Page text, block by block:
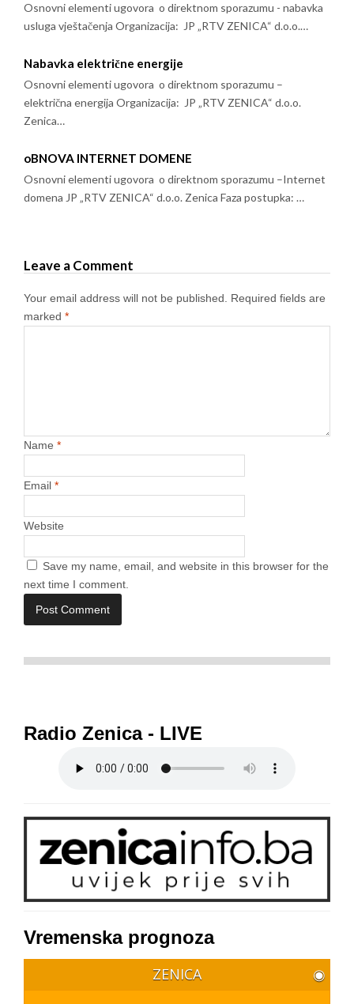
Osnovni elementi ugovora o direktnom sporazumu - nabavka
usluga vještačenja Organizacija: JP „RTV ZENICA“ d.o.o.…
Nabavka električne energije
Osnovni elementi ugovora o direktnom sporazumu –
električna energija Organizacija: JP „RTV ZENICA“ d.o.o.
Zenica…
oBNOVA INTERNET DOMENE
Osnovni elementi ugovora o direktnom sporazumu –Internet
domena JP „RTV ZENICA“ d.o.o. Zenica Faza postupka: …
Leave a Comment
Your email address will not be published.
Required fields are
marked *
Name *
Email *
Website
Save my name, email, and website in this browser for the
next time I comment.
Radio Zenica - LIVE
Vremenska prognoza
ZENICA ◉